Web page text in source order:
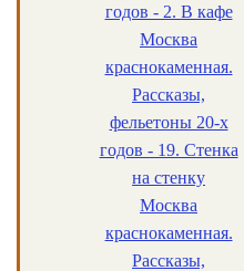
годов - 2. В кафе
Москва
краснокаменная.
Рассказы,
фельетоны 20-х
годов - 19. Стенка
на стенку
Москва
краснокаменная.
Рассказы,